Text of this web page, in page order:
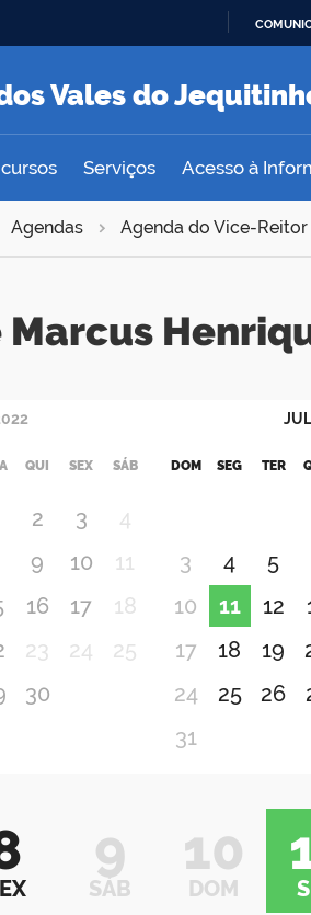
Vales do
Serviços Acesso à
Agendas Agenda do Vice-Reitor
Marcus
QUI SEX SÁB
2 3
4
9 10
11
16 17
18
23 24
25
30
JUL
DOM SEG TER
3
4 5
10
11 12
17
18 19
24
25 26
31
9
SÁB
10
DOM